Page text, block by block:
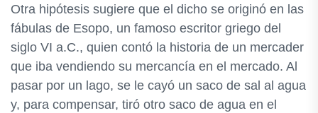
Otra hipótesis sugiere que el dicho se originó en las
fábulas de Esopo, un famoso escritor griego del
siglo VI a.C., quien contó la historia de un mercader
que iba vendiendo su mercancía en el mercado. Al
pasar por un lago, se le cayó un saco de sal al agua
y, para compensar, tiró otro saco de agua en el